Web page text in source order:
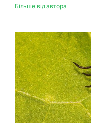
Більше від автора